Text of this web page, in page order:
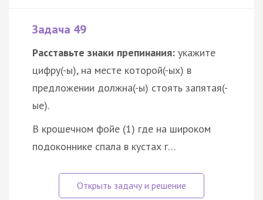
Задача 49
Расставьте знаки препинания: укажите
цифру(-ы), на месте которой(-ых) в
предложении должна(-ы) стоять запятая(-
ые).
В крошечном фойе (1) где на широком
подоконнике спала в кустах г…